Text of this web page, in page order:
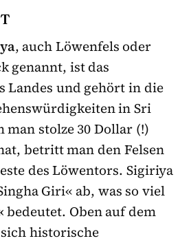
, auch Löwenfels oder
genannt, ist das
Landes und gehört in die
in Sri
man stolze 30 Dollar (!)
betritt man den Felsen
des Löwentors. Sigiriya
Giri« ab, was so viel
bedeutet. Oben auf dem
historische